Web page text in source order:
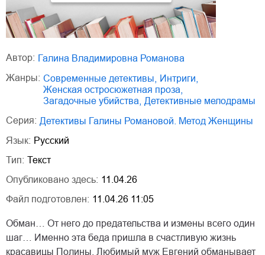
Автор:
Галина Владимировна Романова
Жанры:
современные детективы интриги
женская остросюжетная проза
загадочные убийства
детективные мелодрамы
Серия:
Детективы Галины Романовой. Метод Женщины
Язык: Русский
Тип: Текст
Опубликовано здесь: 11.04.26
Файл подготовлен: 11.04.26 11:05
Обман… От него до предательства и измены всего один
шаг… Именно эта беда пришла в счастливую жизнь
красавицы Полины. Любимый муж Евгений обманывает